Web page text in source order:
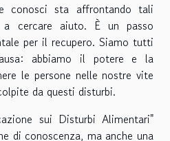
conosci sta affrontando tali
cercare aiuto. È un passo
per il recupero. Siamo tutti
abbiamo il potere e la
le persone nelle nostre vite
da questi disturbi.
sui Disturbi Alimentari"
di conoscenza, ma anche una